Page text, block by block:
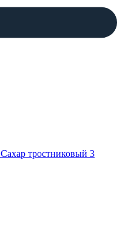
Сахар тростниковый 3